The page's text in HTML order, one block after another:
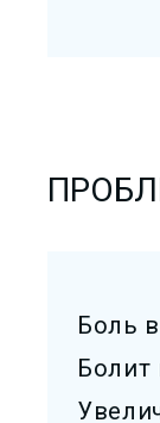
Боль
Болит